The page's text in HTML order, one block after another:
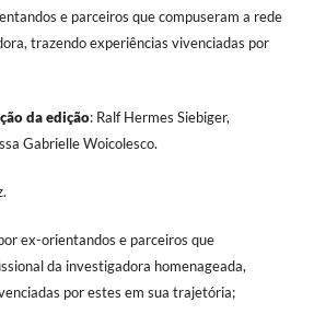
e parceiros que compuseram a rede
trazendo experiências vivenciadas por
da edição: Ralf Hermes Siebiger,
Gabrielle Woicolesco.
ex-orientandos e parceiros que
da investigadora homenageada,
por estes em sua trajetória;